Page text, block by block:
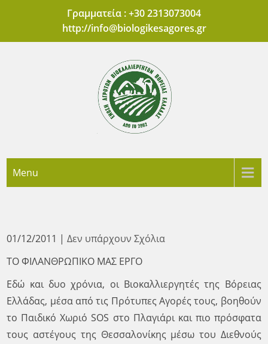
content
Γραμματεία : +30 2313073004
http://info@biologikesagores.gr
'Ενωση Αγροτών
Βιοκαλλιεργητών
Menu
01/12/2011 |Δεν υπάρχουν Σχόλια
ΤΟ ΦΙΛΑΝΘΡΩΠΙΚΟ ΜΑΣ ΕΡΓΟ
Εδώ και δυο χρόνια, οι Βιοκαλλιεργητές της Βόρειας
Ελλάδας, μέσα από τις Πρότυπες Αγορές τους, βοηθούν
το Παιδικό Χωριό SOS στο Πλαγιάρι και πιο πρόσφατα
τους αστέγους της Θεσσαλονίκης μέσω του Διεθνούς